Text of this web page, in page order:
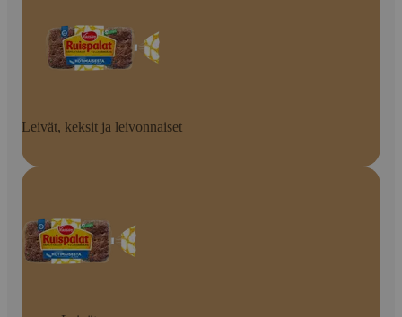
Leivät, keksit ja leivonnaiset